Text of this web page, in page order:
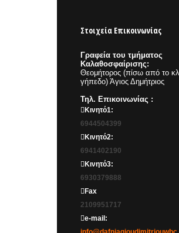
Στοιχεία Επικοινωνίας
Γραφεία του τμήματος
Καλαθοσφαίρισης:
Θεομήτορος (πίσω από το
γήπεδο) Άγιος Δημήτριος
Τηλ. Επικοινωνίας :
Κινητό1:
6944504399
Κινητό2:
6941402190
Κινητό3:
6930379888
Fax
2109951717
e-mail: